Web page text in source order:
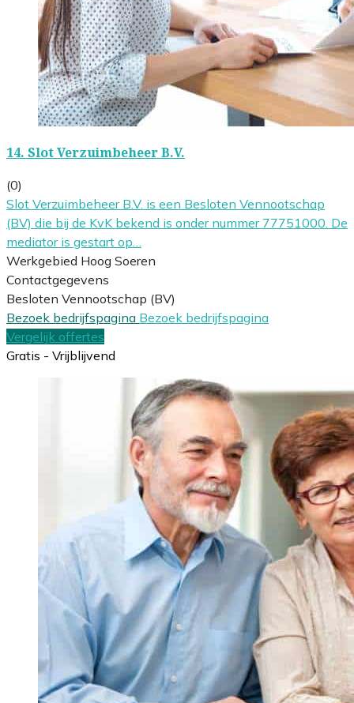
14. Slot Verzuimbeheer B.V.
(0)
Slot Verzuimbeheer B.V. is een Besloten Vennootschap
(BV) die bij de KvK bekend is onder nummer 77751000. De
mediator is gestart op…
Werkgebied Hoog Soeren
Contactgegevens
Besloten Vennootschap (BV)
Bezoek bedrijfspagina Bezoek bedrijfspagina
Vergelijk offertes
Gratis - Vrijblijvend